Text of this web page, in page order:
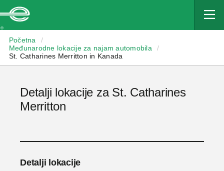
Početna
/
Međunarodne lokacije za najam automobila
/
St. Catharines Merritton in Kanada
Detalji lokacije za St. Catharines
Merritton
Detalji lokacije